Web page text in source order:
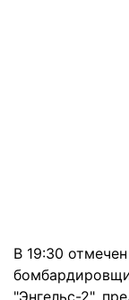
В 19:30
"Энгельс-2",